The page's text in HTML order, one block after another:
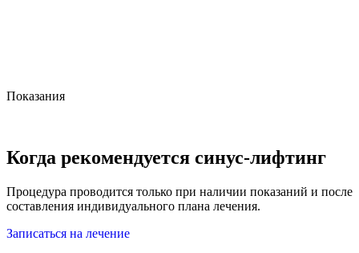
Показания
Когда рекомендуется синус-лифтинг
Процедура проводится только при наличии показаний и после
составления индивидуального плана лечения.
Записаться на лечение